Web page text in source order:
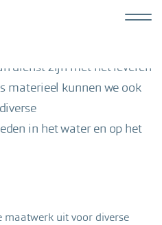
dienst zijn met het leveren
materieel kunnen we ook
in het water en op het
maatwerk uit voor diverse